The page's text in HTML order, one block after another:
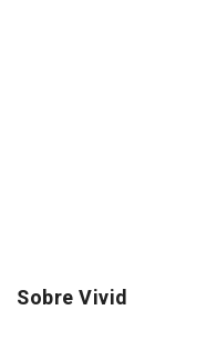
Sobre Vivid